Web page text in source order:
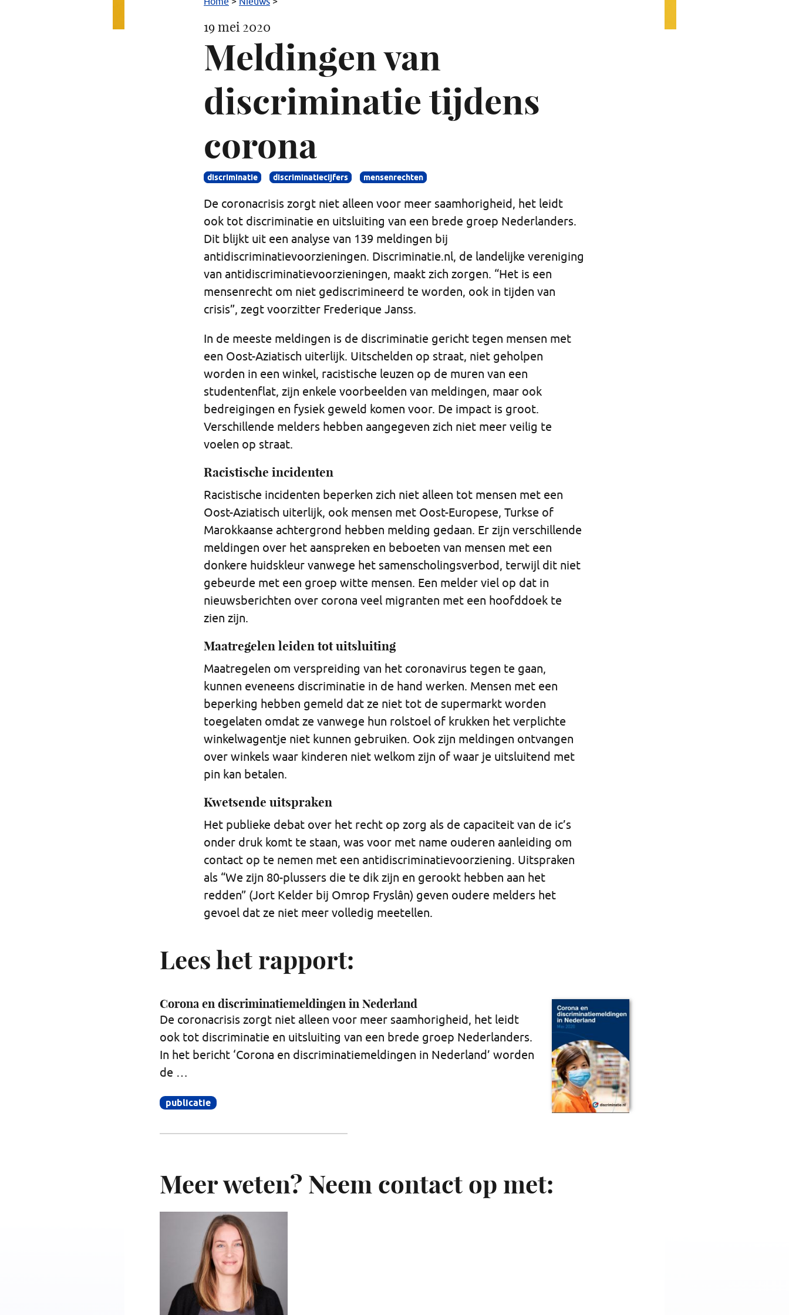
tijdens
corona
19 mei 2020
Meldingen van
discriminatie tijdens
corona
discriminatie discriminatiecijfers mensenrechten
De coronacrisis zorgt niet alleen voor meer saamhorigheid, het leidt
ook tot discriminatie en uitsluiting van een brede groep Nederlanders.
Dit blijkt uit een analyse van 139 meldingen bij
antidiscriminatievoorzieningen. Discriminatie.nl, de landelijke vereniging
van antidiscriminatievoorzieningen, maakt zich zorgen. “Het is een
mensenrecht om niet gediscrimineerd te worden, ook in tijden van
crisis”, zegt voorzitter Frederique Janss.
In de meeste meldingen is de discriminatie gericht tegen mensen met
een Oost-Aziatisch uiterlijk. Uitschelden op straat, niet geholpen
worden in een winkel, racistische leuzen op de muren van een
studentenflat, zijn enkele voorbeelden van meldingen, maar ook
bedreigingen en fysiek geweld komen voor. De impact is groot.
Verschillende melders hebben aangegeven zich niet meer veilig te
voelen op straat.
Racistische incidenten
Racistische incidenten beperken zich niet alleen tot mensen met een
Oost-Aziatisch uiterlijk, ook mensen met Oost-Europese, Turkse of
Marokkaanse achtergrond hebben melding gedaan. Er zijn verschillende
meldingen over het aanspreken en beboeten van mensen met een
donkere huidskleur vanwege het samenscholingsverbod, terwijl dit niet
gebeurde met een groep witte mensen. Een melder viel op dat in
nieuwsberichten over corona veel migranten met een hoofddoek te
zien zijn.
Maatregelen leiden tot uitsluiting
Maatregelen om verspreiding van het coronavirus tegen te gaan,
kunnen eveneens discriminatie in de hand werken. Mensen met een
beperking hebben gemeld dat ze niet tot de supermarkt worden
toegelaten omdat ze vanwege hun rolstoel of krukken het verplichte
winkelwagentje niet kunnen gebruiken. Ook zijn meldingen ontvangen
over winkels waar kinderen niet welkom zijn of waar je uitsluitend met
pin kan betalen.
Kwetsende uitspraken
Het publieke debat over het recht op zorg als de capaciteit van de ic’s
onder druk komt te staan, was voor met name ouderen aanleiding om
contact op te nemen met een antidiscriminatievoorziening. Uitspraken
als “We zijn 80-plussers die te dik zijn en gerookt hebben aan het
redden” (Jort Kelder bij Omrop Fryslân) geven oudere melders het
gevoel dat ze niet meer volledig meetellen.
Lees het rapport:
Corona en discriminatiemeldingen in Nederland
De coronacrisis zorgt niet alleen voor meer saamhorigheid, het leidt
ook tot discriminatie en uitsluiting van een brede groep Nederlanders. ​
In het bericht ‘Corona en discriminatiemeldingen in Nederland’ worden
de …
publicatie
Meer weten? Neem contact op met: